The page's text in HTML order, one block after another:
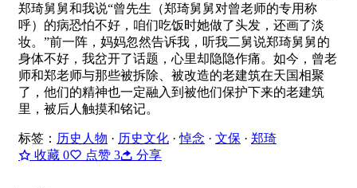
郑琦舅舅和我说“曾先生（郑琦舅舅对曾老师的专用称
呼）的病恐怕不好，咱们吃饭时她做了头发，还画了淡
妆。”前一阵，妈妈忽然告诉我，听我二舅说郑琦舅舅的
身体不好，我岔开了话题，心里却隐隐作痛。如今，曾老
师和郑老师与那些被拆除、被改造的老建筑在天国相聚
了，他们的精神也一定融入到被他们保护下来的老建筑
里，被后人触摸和铭记。
标签： 历史人物 · 历史文化 ·悼念 · 文保 · 郑琦
收藏 0 点赞 3 分享